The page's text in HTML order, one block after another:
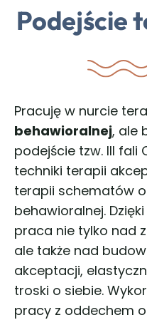
Podejście
Pracuję w nurcie
behawioralnej, ale
podejście tzw. III fali
techniki terapii
terapii schematów
behawioralnej.
praca nie tylko nad
ale także nad
akceptacji,
troski o siebie.
pracy z oddechem